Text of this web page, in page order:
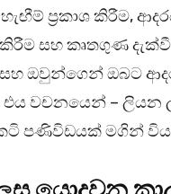
ප්‍රකාශ කිරීම,
සහ කෘතගුණ
සහ ඔවුන්ගෙන් ඔබට
එය වචනයෙන් – ලියන
පණිවිඩයක් මගින් විය